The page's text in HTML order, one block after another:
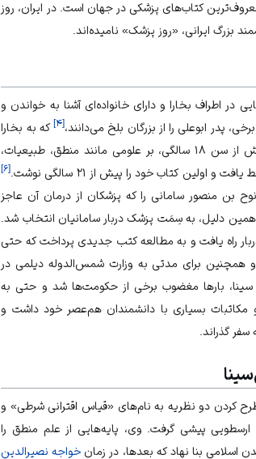
کتاب‌های پزشکی در جهان است. در ایران، روز
بزرگ ایرانی، «روز پزشک» نامیده‌اند.
در اطراف بخارا و دارای خانواده‌ای آشنا به خواندن و
پدر ابوعلی را از بزرگان بلخ می‌دانند،[۴]که به بخارا
ابن‌سینا، پیش از سن ۱۸ سالگی، بر علومی مانند منطق، طبیعیات،
اولین کتاب خود را پیش از ۲۱ سالگی نوشت.
[۶]
نوح بن منصور سامانی را که پزشکان از درمان آن عاجز
دلیل، به سِمَت پزشک دربار سامانیان انتخاب شد.
راه یافت و به مطالعه کتب جدیدی پرداخت که حتی
همچنین برای مدتی به وزارت شمس‌الدوله دیلمی در
سینا، بارها مغضوب برخی از حکومت‌ها شد و حتی به
مکاتبات بسیاری با دانشمندان هم‌عصر خود داشت و
گذراند.
کردن دو نظریه به نام‌های «قیاس اقترانی شرطی» و
پیشی گرفت. وی، پایه‌هایی از علم منطق را
اسلامی بنا نهاد که بعدها، در زمان خواجه نصیرالدین